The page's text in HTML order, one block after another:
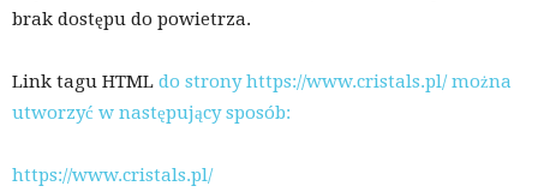
brak dostępu do powietrza.
Link tagu HTML do strony https://www.cristals.pl/ można
utworzyć w następujący sposób:
https://www.cristals.pl/